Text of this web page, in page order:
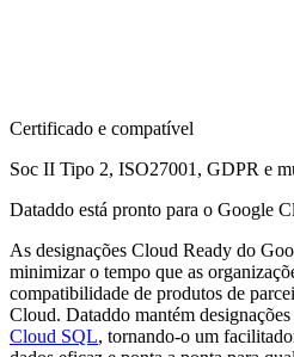
Certificado e compatível
Soc II Tipo 2, ISO27001, GDPR e
Dataddo está pronto para o Google
As designações Cloud Ready do
minimizar o tempo que as
compatibilidade de produtos de
Cloud. Dataddo mantém designações
Cloud SQL, tornando-o um